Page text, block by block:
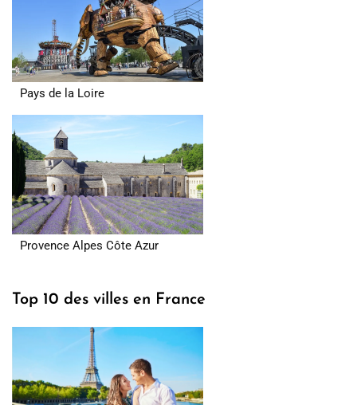
Pays de la Loire
Provence Alpes Côte Azur
Top 10 des villes en France